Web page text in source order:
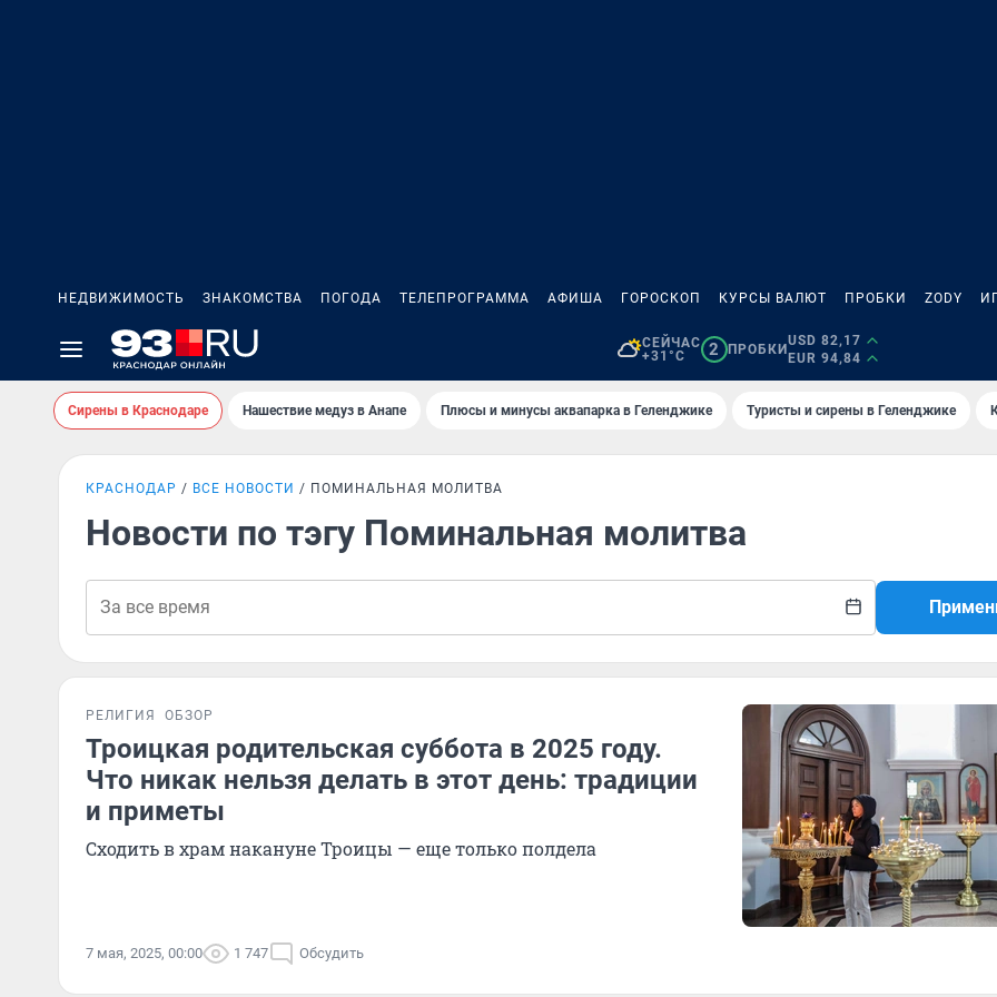
НЕДВИЖИМОСТЬ ЗНАКОМСТВА ПОГОДА ТЕЛЕПРОГРАММА АФИША ГОРОСКОП КУРСЫ ВАЛЮТ ПРОБКИ ZODY
СЕЙЧАС
+31°C
2 ПРОБКИ
USD 82,17
EUR 94,84
Сирены в Краснодаре Нашествие медуз в Анапе Плюсы и минусы аквапарка в Геленджике Туристы и сирены в Геленджике
КРАСНОДАР ВСЕ НОВОСТИ ПОМИНАЛЬНАЯ МОЛИТВА
Новости по тэгу Поминальная молитва
РЕЛИГИЯ ОБЗОР
Троицкая родительская суббота в 2025 году.
Что никак нельзя делать в этот день: традиции
и приметы
Сходить в храм накануне Троицы — еще только полдела
7 мая, 2025, 00:00 1 747 Обсудить